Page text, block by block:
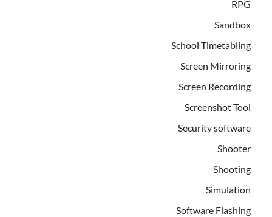
RPG
Sandbox
School Timetabling
Screen Mirroring
Screen Recording
Screenshot Tool
Security software
Shooter
Shooting
Simulation
Software Flashing